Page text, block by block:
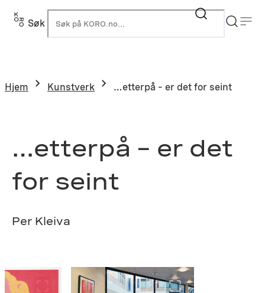
Hopp
Søk
Hjem Kunstverk …etterpå – er det for seint
…etterpå – er det
for seint
Per Kleiva